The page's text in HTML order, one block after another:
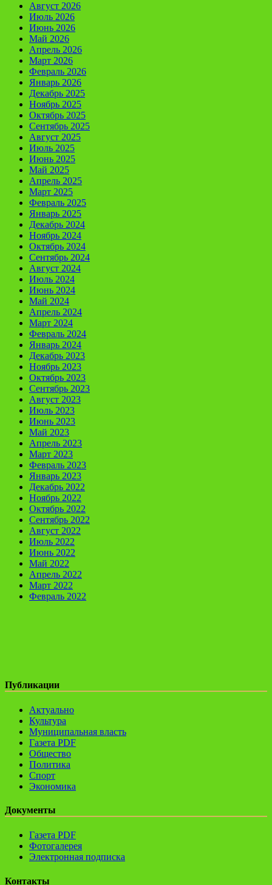
Август 2026
Июль 2026
Июнь 2026
Май 2026
Апрель 2026
Март 2026
Февраль 2026
Январь 2026
Декабрь 2025
Ноябрь 2025
Октябрь 2025
Сентябрь 2025
Август 2025
Июль 2025
Июнь 2025
Май 2025
Апрель 2025
Март 2025
Февраль 2025
Январь 2025
Декабрь 2024
Ноябрь 2024
Октябрь 2024
Сентябрь 2024
Август 2024
Июль 2024
Июнь 2024
Май 2024
Апрель 2024
Март 2024
Февраль 2024
Январь 2024
Декабрь 2023
Ноябрь 2023
Октябрь 2023
Сентябрь 2023
Август 2023
Июль 2023
Июнь 2023
Май 2023
Апрель 2023
Март 2023
Февраль 2023
Январь 2023
Декабрь 2022
Ноябрь 2022
Октябрь 2022
Сентябрь 2022
Август 2022
Июль 2022
Июнь 2022
Май 2022
Апрель 2022
Март 2022
Февраль 2022
Публикации
Актуально
Культура
Муниципальная власть
Газета PDF
Общество
Политика
Спорт
Экономика
Документы
Газета PDF
Фотогалерея
Электронная подписка
Контакты